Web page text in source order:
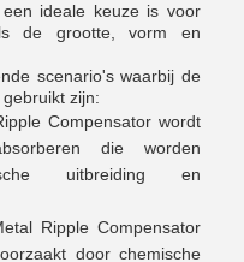
ideale keuze is voor
de grootte, vorm en
scenario's waarbij de
zijn:
Compensator wordt
die worden
uitbreiding en
Ripple Compensator
door chemische